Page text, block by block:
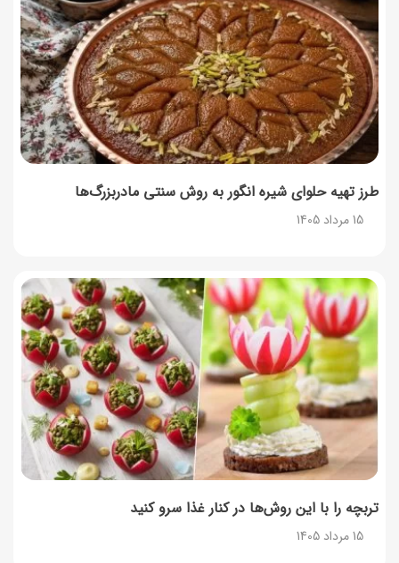
طرز تهیه حلوای شیره انگور به روش سنتی مادربزرگ‌ها
15 مرداد 1405
تربچه را با این روش‌ها در کنار غذا سرو کنید
15 مرداد 1405